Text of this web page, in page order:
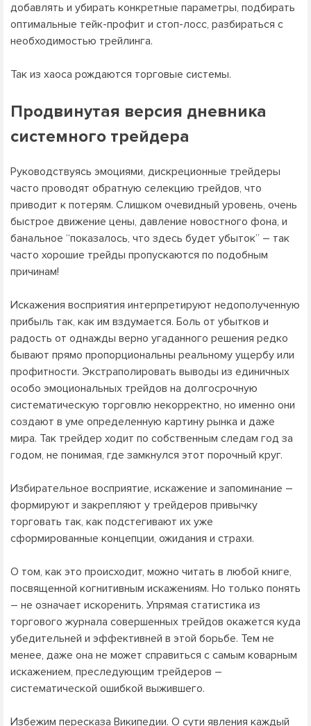
добавлять и убирать конкретные параметры, подбирать
оптимальные тейк-профит и стоп-лосс, разбираться с
необходимостью трейлинга.
Так из хаоса рождаются торговые системы.
Продвинутая версия дневника
системного трейдера
Руководствуясь эмоциями, дискреционные трейдеры
часто проводят обратную селекцию трейдов, что
приводит к потерям. Слишком очевидный уровень, очень
быстрое движение цены, давление новостного фона, и
банальное “показалось, что здесь будет убыток” – так
часто хорошие трейды пропускаются по подобным
причинам!
Искажения восприятия интерпретируют недополученную
прибыль так, как им вздумается. Боль от убытков и
радость от однажды верно угаданного решения редко
бывают прямо пропорциональны реальному ущербу или
профитности. Экстраполировать выводы из единичных
особо эмоциональных трейдов на долгосрочную
систематическую торговлю некорректно, но именно они
создают в уме определенную картину рынка и даже
мира. Так трейдер ходит по собственным следам год за
годом, не понимая, где замкнулся этот порочный круг.
Избирательное восприятие, искажение и запоминание –
формируют и закрепляют у трейдеров привычку
торговать так, как подстегивают их уже
сформированные концепции, ожидания и страхи.
О том, как это происходит, можно читать в любой книге,
посвященной когнитивным искажениям. Но только понять
– не означает искоренить. Упрямая статистика из
торгового журнала совершенных трейдов окажется куда
убедительней и эффективней в этой борьбе. Тем не
менее, даже она не может справиться с самым коварным
искажением, преследующим трейдеров –
систематической ошибкой выжившего.
Избежим пересказа Википедии. О сути явления каждый